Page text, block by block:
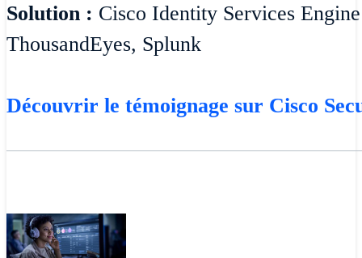
Solution : Cisco Identity Services
ThousandEyes, Splunk
Découvrir le témoignage sur Cisco